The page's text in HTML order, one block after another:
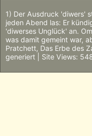
1) Der Ausdruck 'diwers'
jeden Abend las: Er
'diwerses Unglück' an.
was damit gemeint war,
Pratchett, Das Erbe des
generiert | Site Views: